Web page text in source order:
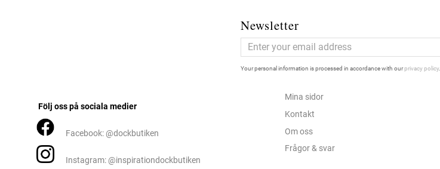
Newsletter
Your personal information is processed in accordance with ourprivacy policy.
Följ oss på sociala medier
Facebook: @dockbutiken
Instagram: @inspirationdockbutiken
Mina sidor
Kontakt
Om oss
Frågor & svar